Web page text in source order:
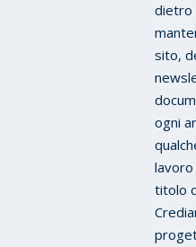
dietro
sito,
ogni
lavoro
titolo